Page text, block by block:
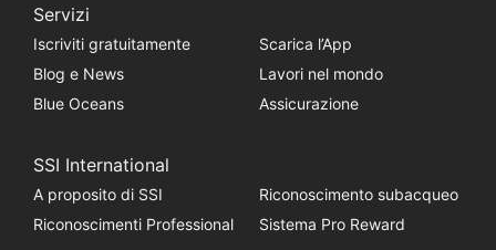
Servizi
Iscriviti gratuitamente
Scarica l’App
Blog e News
Lavori nel mondo
Blue Oceans
Assicurazione
SSI International
A proposito di SSI
Riconoscimento subacqueo
Riconoscimenti Professional
Sistema Pro Reward